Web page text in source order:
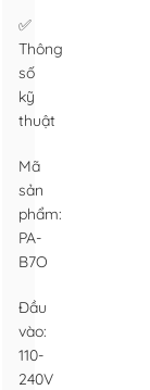
✅
Thông
số
kỹ
thuật
Mã
sản
phẩm:
PA-
B7O
Đầu
vào:
110-
240V